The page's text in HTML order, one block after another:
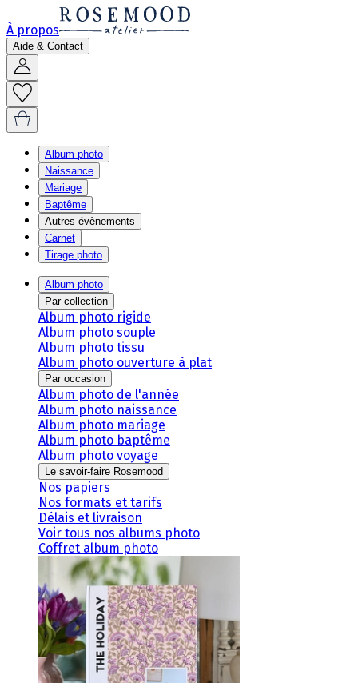
À propos
Aide & Contact
Album photo
Naissance
Mariage
Baptême
Autres évènements
Carnet
Tirage photo
Album photo
Par collection
Album photo rigide
Album photo souple
Album photo tissu
Album photo ouverture à plat
Par occasion
Album photo de l'année
Album photo naissance
Album photo mariage
Album photo baptême
Album photo voyage
Le savoir-faire Rosemood
Nos papiers
Nos formats et tarifs
Délais et livraison
Voir tous nos albums photo
Coffret album photo